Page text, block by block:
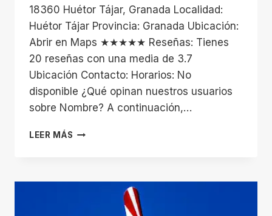
18360 Huétor Tájar, Granada Localidad:
Huétor Tájar Provincia: Granada Ubicación:
Abrir en Maps ★★★★★ Reseñas: Tienes
20 reseñas con una media de 3.7
Ubicación Contacto: Horarios: No
disponible ¿Qué opinan nuestros usuarios
sobre Nombre? A continuación,…
LEER MÁS ESTADIO